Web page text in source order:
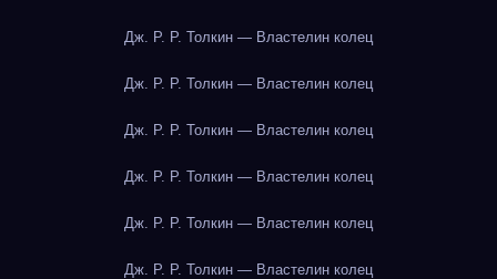
Дж. Р. Р. Толкин — Властелин колец
Дж. Р. Р. Толкин — Властелин колец
Дж. Р. Р. Толкин — Властелин колец
Дж. Р. Р. Толкин — Властелин колец
Дж. Р. Р. Толкин — Властелин колец
Дж. Р. Р. Толкин — Властелин колец